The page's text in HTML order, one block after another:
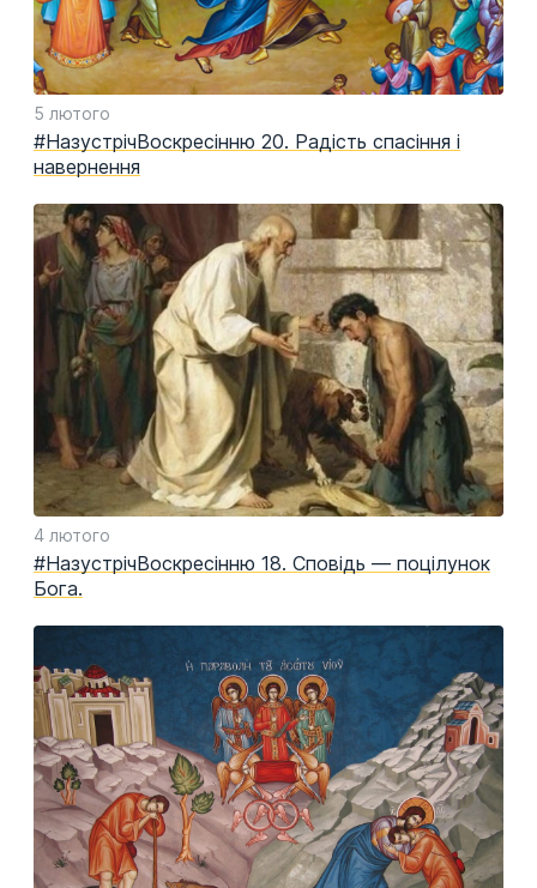
5 лютого
#НазустрічВоскресінню 20. Радість спасіння і
навернення
4 лютого
#НазустрічВоскресінню 18. Сповідь — поцілунок
Бога.